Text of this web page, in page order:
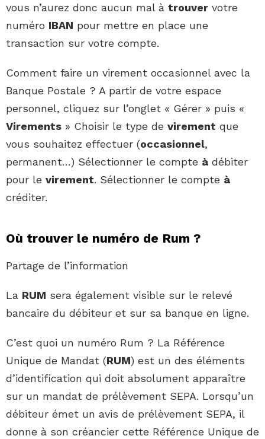
vous n’aurez donc aucun mal à trouver votre
numéro IBAN pour mettre en place une
transaction sur votre compte.
Comment faire un virement occasionnel avec la
Banque Postale ? A partir de votre espace
personnel, cliquez sur l’onglet « Gérer » puis «
Virements » Choisir le type de virement que
vous souhaitez effectuer (occasionnel,
permanent…) Sélectionner le compte à débiter
pour le virement. Sélectionner le compte à
créditer.
Où trouver le numéro de Rum ?
Partage de l’information
La RUM sera également visible sur le relevé
bancaire du débiteur et sur sa banque en ligne.
C’est quoi un numéro Rum ? La Référence
Unique de Mandat (RUM) est un des éléments
d’identification qui doit absolument apparaître
sur un mandat de prélèvement SEPA. Lorsqu’un
débiteur émet un avis de prélèvement SEPA, il
donne à son créancier cette Référence Unique de